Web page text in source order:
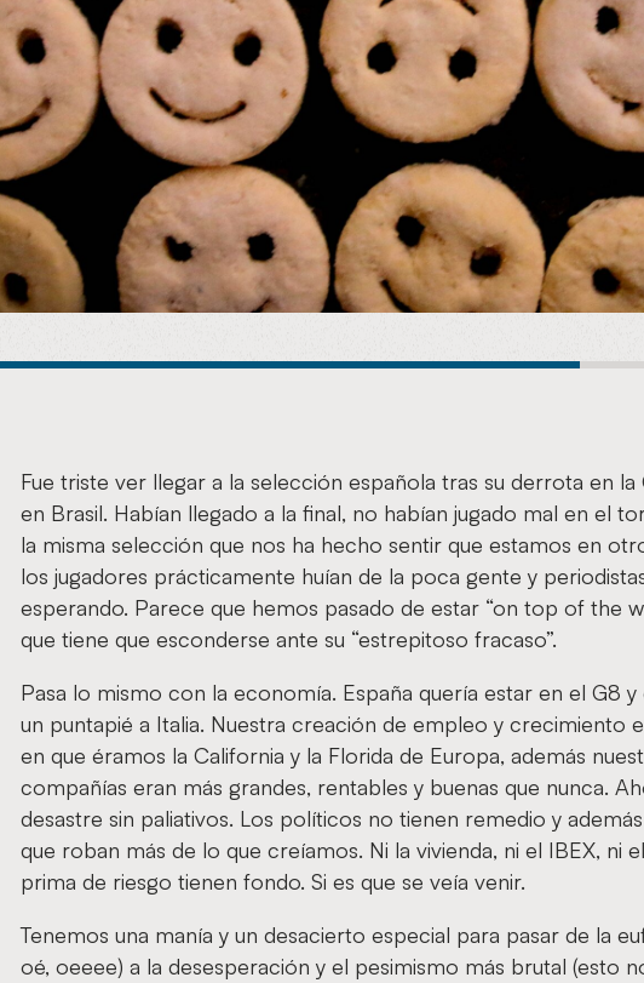
Fue triste ver llegar a la selección española tras su derrota en
en Brasil. Habían llegado a la final, no habían jugado mal en el
la misma selección que nos ha hecho sentir que estamos en
los jugadores prácticamente huían de la poca gente y
esperando. Parece que hemos pasado de estar “on top of the
que tiene que esconderse ante su “estrepitoso fracaso”.
Pasa lo mismo con la economía. España quería estar en el G8
un puntapié a Italia. Nuestra creación de empleo y crecimiento
en que éramos la California y la Florida de Europa, además
compañías eran más grandes, rentables y buenas que nunca.
desastre sin paliativos. Los políticos no tienen remedio y
que roban más de lo que creíamos. Ni la vivienda, ni el IBEX, ni
prima de riesgo tienen fondo. Si es que se veía venir.
Tenemos una manía y un desacierto especial para pasar de la
oé, oeeee) a la desesperación y el pesimismo más brutal (esto